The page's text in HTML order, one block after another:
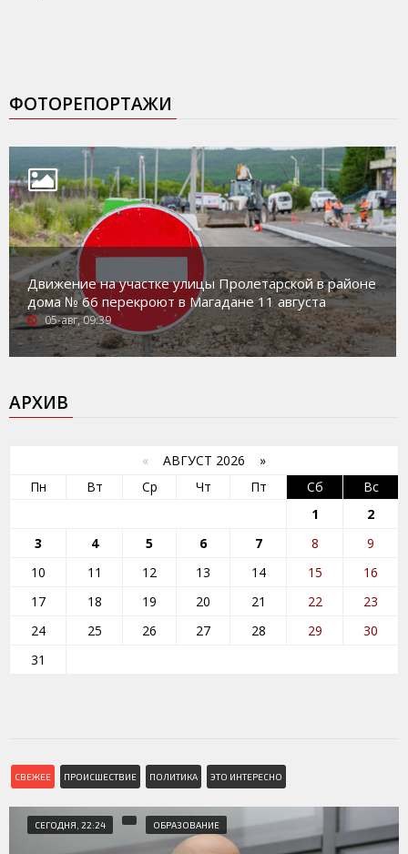
ФОТОРЕПОРТАЖИ
Движение на участке улицы Пролетарской в районе
дома № 66 перекроют в Магадане 11 августа
05-авг, 09:39
АРХИВ
« АВГУСТ 2026 »
Пн
Вт Ср Чт Пт Сб
Вс
1
2
3
4 5 6 7 8
9
10
11 12 13 14 15
16
17
18 19 20 21 22
23
24
25 26 27 28 29
30
31
СВЕЖЕЕ ПРОИСШЕСТВИЕ ПОЛИТИКА ЭТО ИНТЕРЕСНО
СЕГОДНЯ, 22:24 ОБРАЗОВАНИЕ